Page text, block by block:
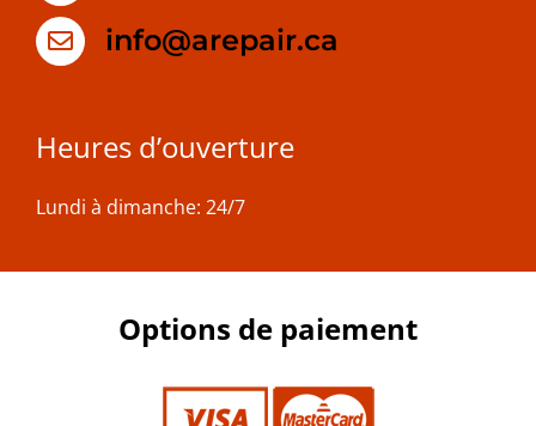
info@arepair.ca
Heures d’ouverture
Lundi à dimanche: 24/7
Options de paiement